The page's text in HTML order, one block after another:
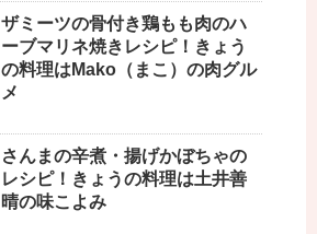
ザミーツの骨付き鶏もも肉のハ
ーブマリネ焼きレシピ！きょう
の料理はMako（まこ）の肉グル
メ
さんまの辛煮・揚げかぼちゃの
レシピ！きょうの料理は土井善
晴の味こよみ